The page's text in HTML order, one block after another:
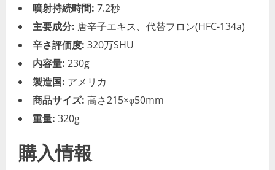
噴射持続時間: 7.2秒
主要成分: 唐辛子エキス、代替フロン(HFC-134a)
辛さ評価度: 320万SHU
内容量: 230g
製造国: アメリカ
商品サイズ: 高さ215×φ50mm
重量: 320g
購入情報